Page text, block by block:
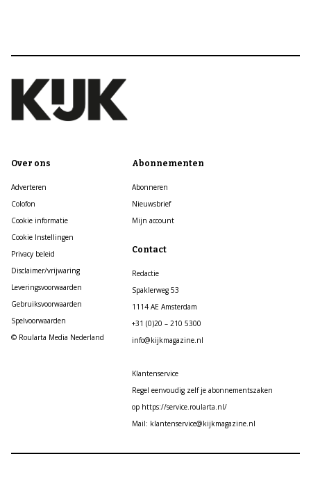
Over ons
Adverteren
Colofon
Cookie informatie
Cookie Instellingen
Privacy beleid
Disclaimer/vrijwaring
Leveringsvoorwaarden
Gebruiksvoorwaarden
Spelvoorwaarden
© Roularta Media Nederland
Abonnementen
Abonneren
Nieuwsbrief
Mijn account
Contact
Redactie
Spaklerweg 53
1114 AE Amsterdam
+31 (0)20 – 210 5300
info@kijkmagazine.nl
Klantenservice
Regel eenvoudig zelf je abonnementszaken
op https://service.roularta.nl/
Mail: klantenservice@kijkmagazine.nl